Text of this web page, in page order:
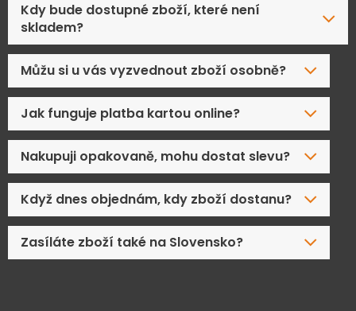
Kdy bude dostupné zboží, které není
skladem?
Můžu si u vás vyzvednout zboží osobně?
Jak funguje platba kartou online?
Nakupuji opakovaně, mohu dostat slevu?
Když dnes objednám, kdy zboží dostanu?
Zasíláte zboží také na Slovensko?